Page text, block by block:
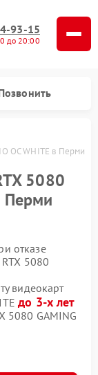
93-15
до 20:00
OC WHITE в Перми
5080
Перми
отказе
5080
видеокарт
до 3-х лет
5080 GAMING